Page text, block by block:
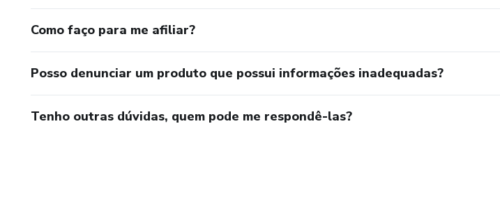
Como faço para me afiliar?
Posso denunciar um produto que possui informações inadequadas?
Tenho outras dúvidas, quem pode me respondê-las?